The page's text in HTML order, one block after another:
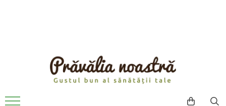
ULEIURI ȘI UNTURI
MĂSLINE